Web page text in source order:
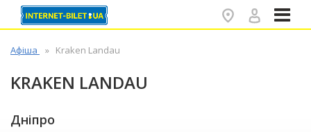
Афіша Kraken Landau
KRAKEN LANDAU
Дніпро